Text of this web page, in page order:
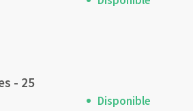
- 25
Disponible